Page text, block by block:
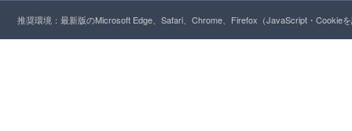
推奨環境：最新版のMicrosoft Edge、Safari、Chrome、Firefox（JavaScript・Cookie